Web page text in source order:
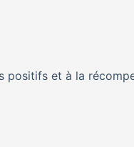
positifs et à la